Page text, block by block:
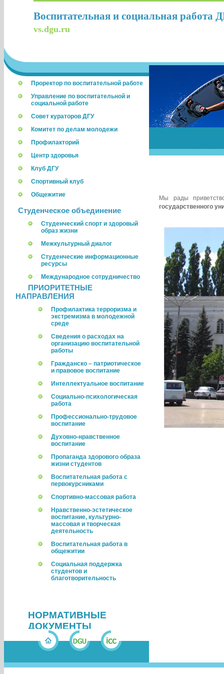
Воспитательная и социальная работа
vs.dgu.ru
Проректор по воспитательной работе
Управление по воспитательной и
социальной работе
Совет кураторов ДГУ
Комитет по делам молодежи
Профилакторий
Центр здоровья
Клуб ДГУ
Спортивный клуб
Общежитие
Студенческое объединение
Студенческий спорт и здоровый
образ жизни
Межкультурный диалог
Студенческие информационные
ресурсы
Международное сотрудничество
ПРИОРИТЕТНЫЕ
НАПРАВЛЕНИЯ
Профилактика терроризма и
экстремизма в молодежной
среде
Сведения о расходах на
организацию воспитательной
работы
Гражданско – патриотическое
и правовое воспитание
Интеллектуальное воспитание
Социально-психологическая
работа
Профессионально-трудовое
воспитание
Духовно-нравственное
воспитание
Пропаганда здорового образа
жизни студентов
Воспитательная работа с
первокурсниками
Спортивно-массовая работа
Нравственно-эстетическое
воспитание, культурно-
массовая и творческая
деятельность
Воспитательная работа в
общежитии
Социальная поддержка
студентов и
благотворительность
НОРМАТИВНЫЕ
ДОКУМЕНТЫ
ФОТОАЛЬБОМ
Мы рады
государственного